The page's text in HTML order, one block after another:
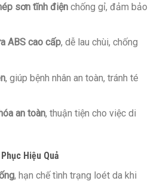
sơn tĩnh điệnchống gỉ, đảm bảo
ABS cao cấp, dễ lau chùi, chống
, giúp bệnh nhân an toàn, tránh té
an toàn, thuận tiện cho việc di
Hiệu Quả
, hạn chế tình trạng loét da khi